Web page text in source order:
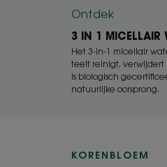
Ontdek
3 IN 1 MICELLAIR
Het 3-in-1 micellair
teelt reinigt,
is biologisch
natuurlijke oorsprong.
KORENBLOEM